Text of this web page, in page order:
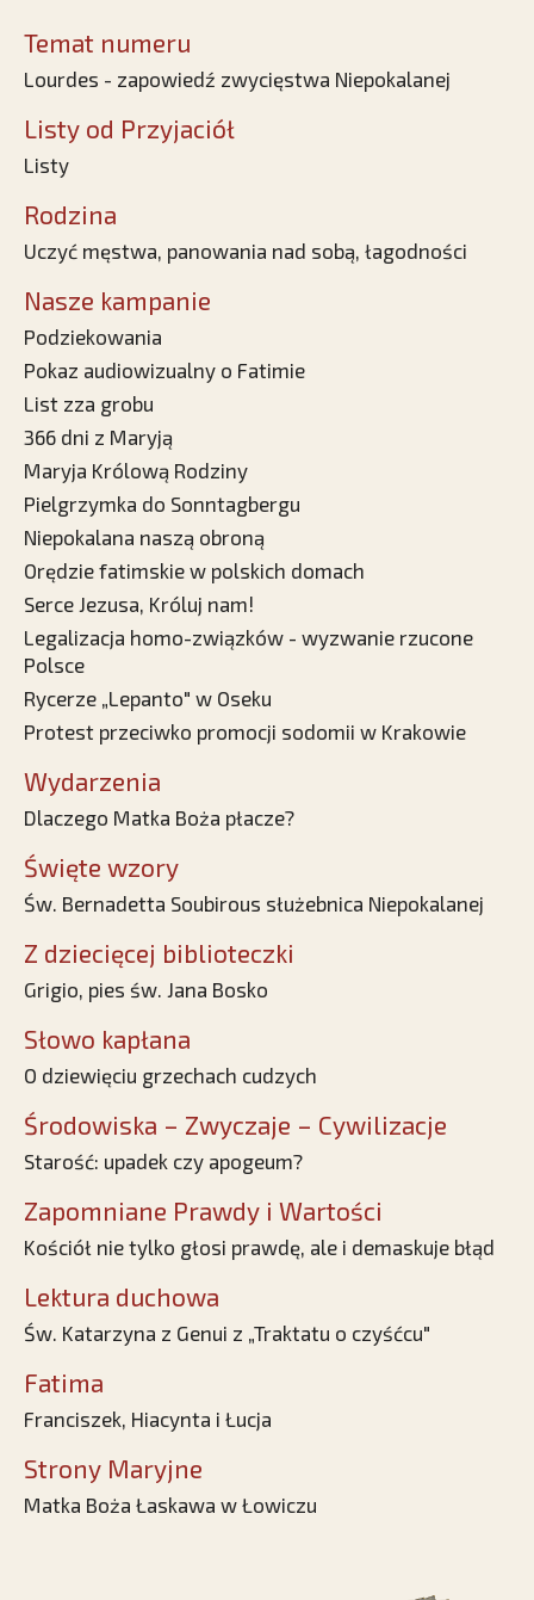
Temat numeru
Lourdes - zapowiedź zwycięstwa Niepokalanej
Listy od Przyjaciół
Listy
Rodzina
Uczyć męstwa, panowania nad sobą, łagodności
Nasze kampanie
Podziekowania
Pokaz audiowizualny o Fatimie
List zza grobu
366 dni z Maryją
Maryja Królową Rodziny
Pielgrzymka do Sonntagbergu
Niepokalana naszą obroną
Orędzie fatimskie w polskich domach
Serce Jezusa, Króluj nam!
Legalizacja homo-związków - wyzwanie rzucone
Polsce
Rycerze „Lepanto" w Oseku
Protest przeciwko promocji sodomii w Krakowie
Wydarzenia
Dlaczego Matka Boża płacze?
Święte wzory
Św. Bernadetta Soubirous służebnica Niepokalanej
Z dziecięcej biblioteczki
Grigio, pies św. Jana Bosko
Słowo kapłana
O dziewięciu grzechach cudzych
Środowiska – Zwyczaje – Cywilizacje
Starość: upadek czy apogeum?
Zapomniane Prawdy i Wartości
Kościół nie tylko głosi prawdę, ale i demaskuje błąd
Lektura duchowa
Św. Katarzyna z Genui z „Traktatu o czyśćcu"
Fatima
Franciszek, Hiacynta i Łucja
Strony Maryjne
Matka Boża Łaskawa w Łowiczu